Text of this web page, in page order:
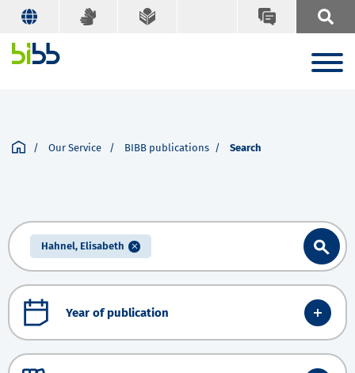
Our Service BIBB publications Search
Hahnel, Elisabeth
Year of publication